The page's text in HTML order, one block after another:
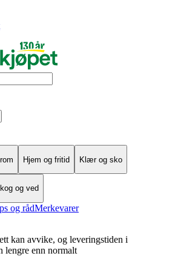
Hjem og fritid Klær og sko
og ved
og rådMerkevarer
kan avvike, og leveringstiden i
lengre enn normalt